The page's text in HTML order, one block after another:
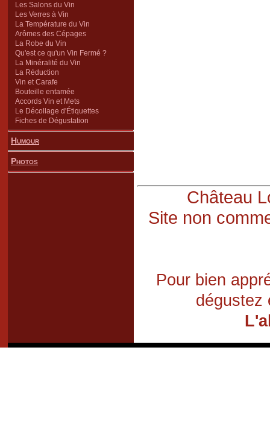
Les Salons du Vin
Les Verres à Vin
La Température du Vin
Arômes des Cépages
La Robe du Vin
Qu'est ce qu'un Vin Fermé ?
La Minéralité du Vin
La Réduction
Vin et Carafe
Bouteille entamée
Accords Vin et Mets
Le Décollage d'Étiquettes
Fiches de Dégustation
Humour
Photos
Château
Site non
Pour bien
dégustez